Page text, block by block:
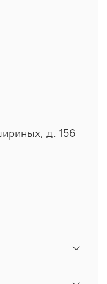
д. 156